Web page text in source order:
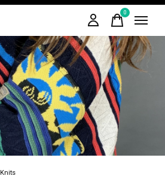
0items
Knits